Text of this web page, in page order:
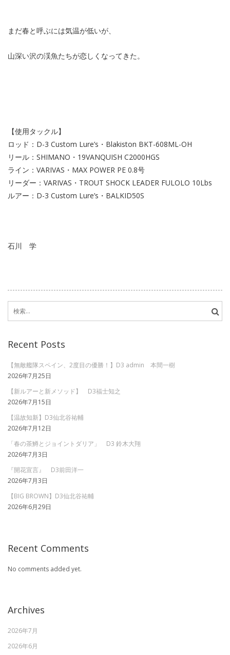
まだ春と呼ぶには気温が低いが、
山深い沢の渓魚たちが恋しくなってきた。
【使用タックル】
ロッド：D-3 Custom Lure’s・Blakiston BKT-608ML-OH
リール：SHIMANO・19VANQUISH C2000HGS
ライン：VARIVAS・MAX POWER PE 0.8号
リーダー：VARIVAS・TROUT SHOCK LEADER FULOLO 10Lbs
ルアー：D-3 Custom Lure’s・BALKID50S
石川 学
索:
Recent Posts
【無敵艦隊スペイン、2度目の優勝！】D3 admin 本間一樹
2026年7月25日
【新ルアーと新メソッド】 D3福士知之
2026年7月15日
【温故知新】D3仙北谷祐輔
2026年7月12日
「春の茶鱒とジョイントダリア」 D3 鈴木大翔
2026年7月3日
『開花宣言』 D3前田洋一
2026年7月3日
【BIG BROWN】D3仙北谷祐輔
2026年6月29日
Recent Comments
No comments added yet.
Archives
2026年7月
2026年6月